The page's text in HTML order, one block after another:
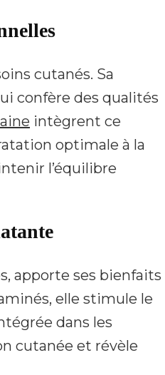
cutanés. Sa
confère des qualités
intègrent ce
optimale à la
l’équilibre
apporte ses bienfaits
elle stimule le
dans les
cutanée et révèle